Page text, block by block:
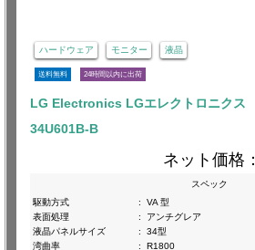
ハードウェア モニター 液晶
送料無料 24時間以内に出荷
LG Electronics LGエレクトロニクス
34U601B-B
ネット価格：
スペック
駆動方式
:
VA 型
表面処理
:
アンチグレア
液晶パネルサイズ
:
34型
湾曲率
: R1800